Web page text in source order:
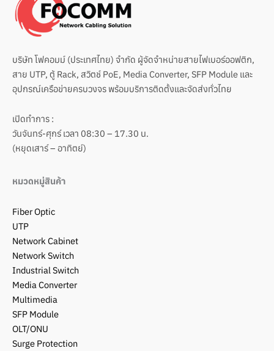
บริษัท โฟคอมม์ (ประเทศไทย) จำกัด ผู้จัดจำหน่ายสายไฟเบอร์ออฟติก,
สาย UTP, ตู้ Rack, สวิตช์ PoE, Media Converter, SFP Module และ
อุปกรณ์เครือข่ายครบวงจร พร้อมบริการติดตั้งและจัดส่งทั่วไทย
เปิดทำการ :
วันจันทร์-ศุกร์ เวลา 08:30 – 17.30 น.
(หยุดเสาร์ – อาทิตย์)
หมวดหมู่สินค้า
Fiber Optic
UTP
Network Cabinet
Network Switch
Industrial Switch
Media Converter
Multimedia
SFP Module
OLT/ONU
Surge Protection